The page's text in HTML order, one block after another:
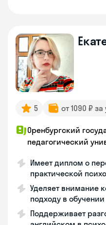
5 от 1090 ₽
Оренбургский
педагогический
Имеет диплом о
практической
Уделяет внимание
подходу в обучении
Поддерживает